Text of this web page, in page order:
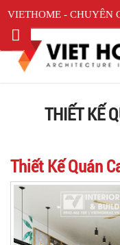
VIETHOME - CHUYÊN
THIẾT KẾ
Thiết Kế Quán